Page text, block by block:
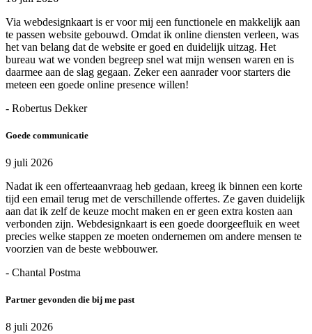
Via webdesignkaart is er voor mij een functionele en makkelijk aan
te passen website gebouwd. Omdat ik online diensten verleen, was
het van belang dat de website er goed en duidelijk uitzag. Het
bureau wat we vonden begreep snel wat mijn wensen waren en is
daarmee aan de slag gegaan. Zeker een aanrader voor starters die
meteen een goede online presence willen!
- Robertus Dekker
Goede communicatie
9 juli 2026
Nadat ik een offerteaanvraag heb gedaan, kreeg ik binnen een korte
tijd een email terug met de verschillende offertes. Ze gaven duidelijk
aan dat ik zelf de keuze mocht maken en er geen extra kosten aan
verbonden zijn. Webdesignkaart is een goede doorgeefluik en weet
precies welke stappen ze moeten ondernemen om andere mensen te
voorzien van de beste webbouwer.
- Chantal Postma
Partner gevonden die bij me past
8 juli 2026